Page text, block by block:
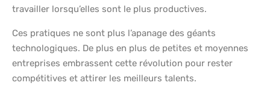
travailler lorsqu’elles sont le plus productives.
Ces pratiques ne sont plus l’apanage des géants
technologiques. De plus en plus de petites et moyennes
entreprises embrassent cette révolution pour rester
compétitives et attirer les meilleurs talents.